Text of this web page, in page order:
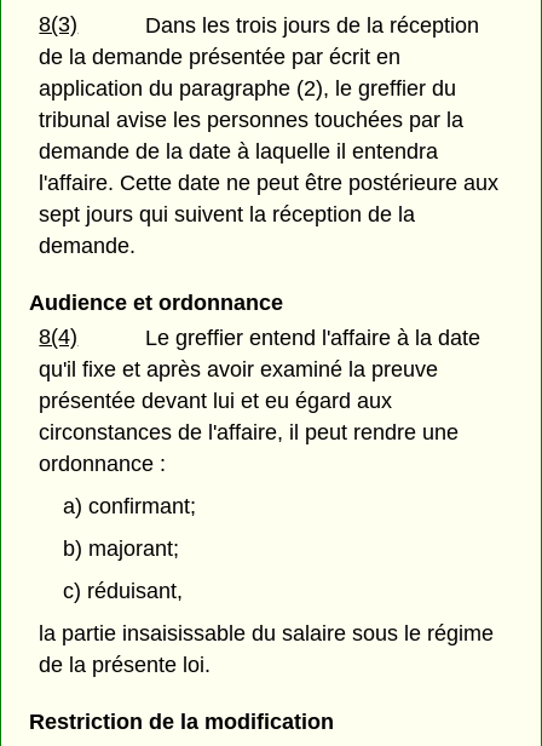
8(3)
Dans les trois jours de la réception
de la demande présentée par écrit en
application du paragraphe (2), le greffier du
tribunal avise les personnes touchées par la
demande de la date à laquelle il entendra
l'affaire. Cette date ne peut être postérieure aux
sept jours qui suivent la réception de la
demande.
Audience et ordonnance
8(4)
Le greffier entend l'affaire à la date
qu'il fixe et après avoir examiné la preuve
présentée devant lui et eu égard aux
circonstances de l'affaire, il peut rendre une
ordonnance :
a) confirmant;
b) majorant;
c) réduisant,
la partie insaisissable du salaire sous le régime
de la présente loi.
Restriction de la modification